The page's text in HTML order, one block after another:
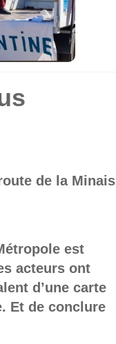
de la Minais
est
acteurs ont
d’une carte
Et de conclure